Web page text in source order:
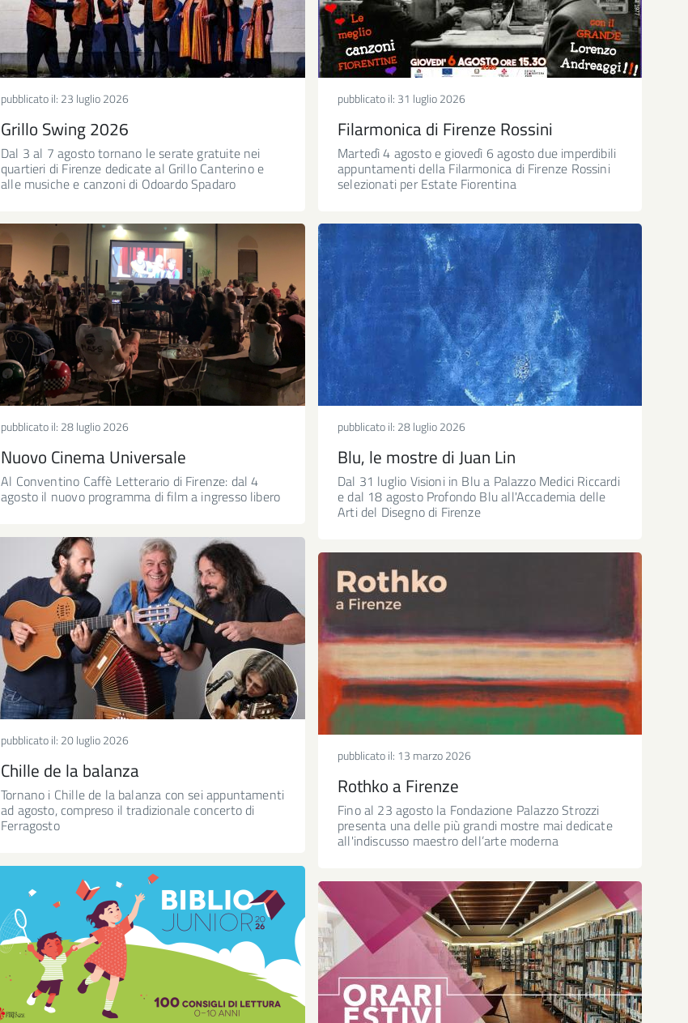
pubblicato il: 23 luglio 2026
Grillo Swing 2026
Dal 3 al 7 agosto tornano le serate gratuite nei
quartieri di Firenze dedicate al Grillo Canterino e
alle musiche e canzoni di Odoardo Spadaro
pubblicato il: 31 luglio 2026
Filarmonica di Firenze Rossini
Martedì 4 agosto e giovedì 6 agosto due imperdibili
appuntamenti della Filarmonica di Firenze Rossini
selezionati per Estate Fiorentina
pubblicato il: 28 luglio 2026
Nuovo Cinema Universale
Al Conventino Caffè Letterario di Firenze: dal 4
agosto il nuovo programma di film a ingresso libero
pubblicato il: 28 luglio 2026
Blu, le mostre di Juan Lin
Dal 31 luglio Visioni in Blu a Palazzo Medici Riccardi
e dal 18 agosto Profondo Blu all'Accademia delle
Arti del Disegno di Firenze
pubblicato il: 20 luglio 2026
Chille de la balanza
Tornano i Chille de la balanza con sei appuntamenti
ad agosto, compreso il tradizionale concerto di
Ferragosto
pubblicato il: 13 marzo 2026
Rothko a Firenze
Fino al 23 agosto la Fondazione Palazzo Strozzi
presenta una delle più grandi mostre mai dedicate
all'indiscusso maestro dell’arte moderna